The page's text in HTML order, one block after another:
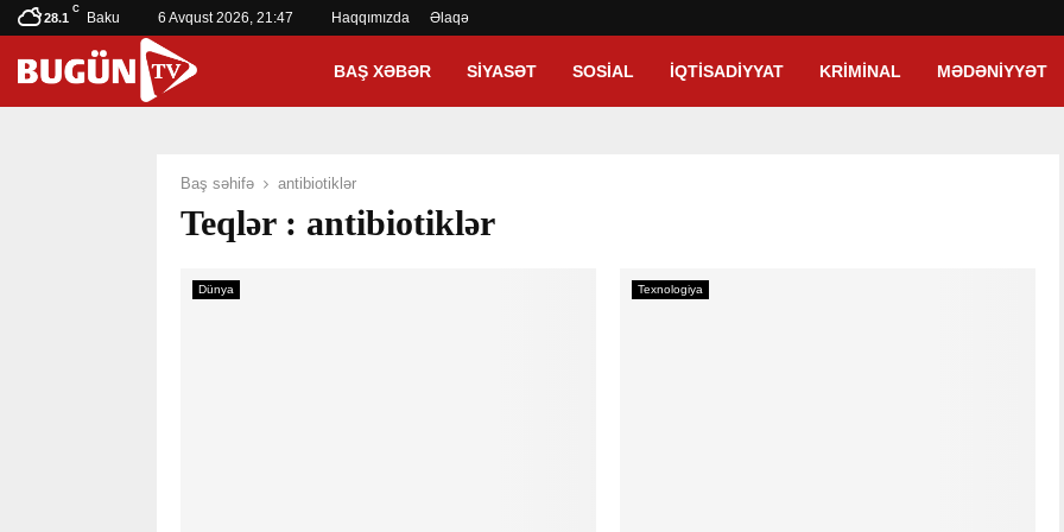
28.1
C
Baku 6 Avqust 2026, 21:47 Haqqımızda Əlaqə
BAŞ XƏBƏR SIYASƏT SOSIAL İQTISADIYYAT KRIMINAL MƏDƏNIYYƏT
Baş səhifə antibiotiklər
Teqlər : antibiotiklər
Dünya Texnologiya